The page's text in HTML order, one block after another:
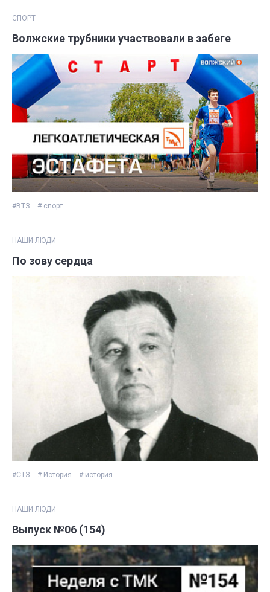
СПОРТ
Волжские трубники участвовали в забеге
#ВТЗ # спорт
НАШИ ЛЮДИ
По зову сердца
#СТЗ # История # история
НАШИ ЛЮДИ
Выпуск №06 (154)